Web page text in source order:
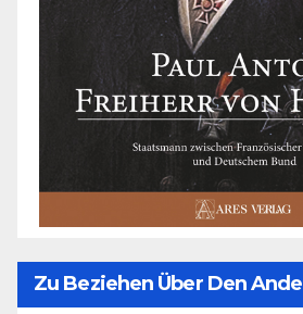
Zu Beziehen Über Den